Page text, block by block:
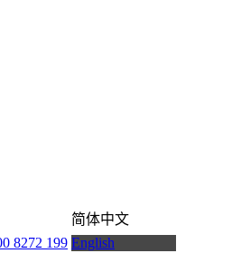
8272 199
简体中文
English